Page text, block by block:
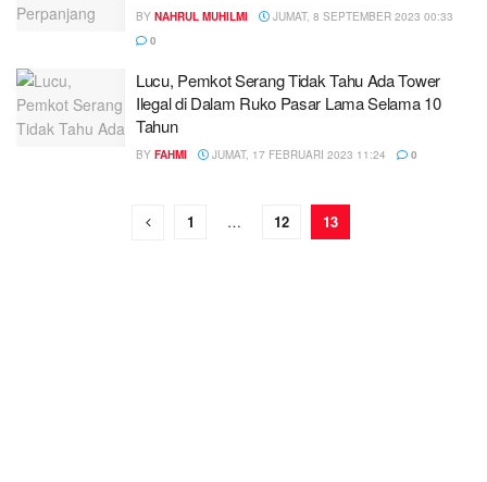
BY NAHRUL MUHILMI
JUMAT, 8 SEPTEMBER 2023 00:33
0
Lucu, Pemkot Serang Tidak Tahu Ada Tower
Ilegal di Dalam Ruko Pasar Lama Selama 10
Tahun
BY FAHMI JUMAT, 17 FEBRUARI 2023 11:24 0
1 … 12 13